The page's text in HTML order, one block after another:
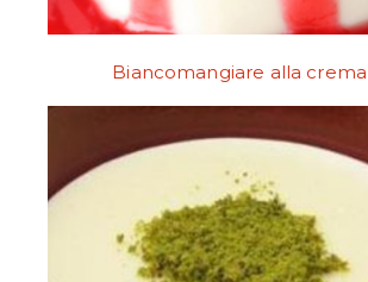
Biancomangiare alla